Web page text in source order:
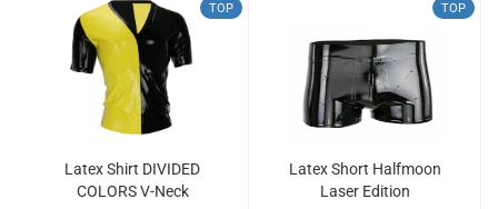
TOP
Latex Shirt DIVIDED
COLORS V-Neck
TOP
Latex Short Halfmoon
Laser Edition